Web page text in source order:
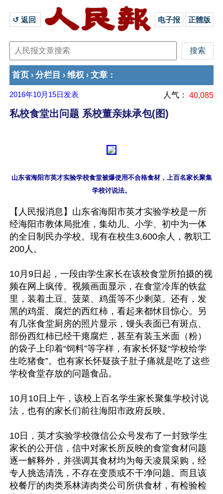
↺ 返回 电子报 正體版
首页 › 分栏目 › 维权 › 文章 ：
2016年10月15日 发表 人气： 40,085
私校食堂出问题 系校董亲妹承包(图)
山东省海阳市英才实验学校食堂被爆使用不合格食材，上百名家长聚集
【人民报消息】山东省海阳市英才实验学校是一所
经海阳市教体局批准，集幼儿、小学、初中为一体
的全日制民办学校。现有在校生3,600余人，教职工
200人。
10月9日起，一段由学生家长在该校食堂所拍摄的视
频在网上疯传。视频画面显示，在食堂冷库的铁盆
里，装着土豆、菠菜、鸡蛋等不少剩菜。还有，发
黑的鸡蛋、腐烂的西红柿，看起来都怵目惊心。另
有几张食堂厨房的照片显示，馒头表面已有斑点、
部份西红柿已经干瘪腐烂，甚至有装玉米面（粉）
的袋子上印着“饲料”等字样，有家长怀疑“学校给学
生吃猪食”。也有家长怀疑孩子肚子痛就是吃了这些
学校食堂存放的问题食品。
10月10日上午，该校上百名学生家长聚集学校讨说
法，也有的家长们前往海阳市政府反映。
10日，英才实验学校微信公众号发布了一封致学生
家长的公开信，信中对家长所反映的食堂食材问题
逐一解释外，并强调其食材均为每天凌晨采购，经
专人挑选清洗，不存在变质或不干净问题。而且该
校餐厅的肉类系林涛肉类公司所供食材，有检验检